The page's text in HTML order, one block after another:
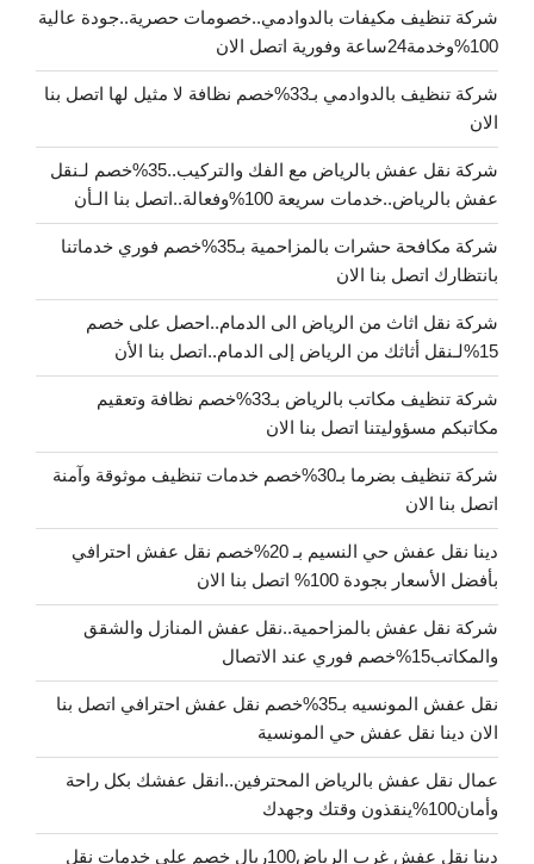
شركة تنظيف مكيفات بالدوادمي..خصومات حصرية..جودة عالية
100%وخدمة24ساعة وفورية اتصل الان
شركة تنظيف بالدوادمي بـ33%خصم نظافة لا مثيل لها اتصل بنا
الان
شركة نقل عفش بالرياض مع الفك والتركيب..35%خصم لـنقل
عفش بالرياض..خدمات سريعة 100%وفعالة..اتصل بنا الـأن
شركة مكافحة حشرات بالمزاحمية بـ35%خصم فوري خدماتنا
بانتظارك اتصل بنا الان
شركة نقل اثاث من الرياض الى الدمام..احصل على خصم
15%لـنقل أثاثك من الرياض إلى الدمام..اتصل بنا الأن
شركة تنظيف مكاتب بالرياض بـ33%خصم نظافة وتعقيم
مكاتبكم مسؤوليتنا اتصل بنا الان
شركة تنظيف بضرما بـ30%خصم خدمات تنظيف موثوقة وآمنة
اتصل بنا الان
دينا نقل عفش حي النسيم بـ 20%خصم نقل عفش احترافي
بأفضل الأسعار بجودة 100% اتصل بنا الان
شركة نقل عفش بالمزاحمية..نقل عفش المنازل والشقق
والمكاتب15%خصم فوري عند الاتصال
نقل عفش المونسيه بـ35%خصم نقل عفش احترافي اتصل بنا
الان دينا نقل عفش حي المونسية
عمال نقل عفش بالرياض المحترفين..انقل عفشك بكل راحة
وأمان100%ينقذون وقتك وجهدك
دينا نقل عفش غرب الرياض100ريال خصم على خدمات نقل